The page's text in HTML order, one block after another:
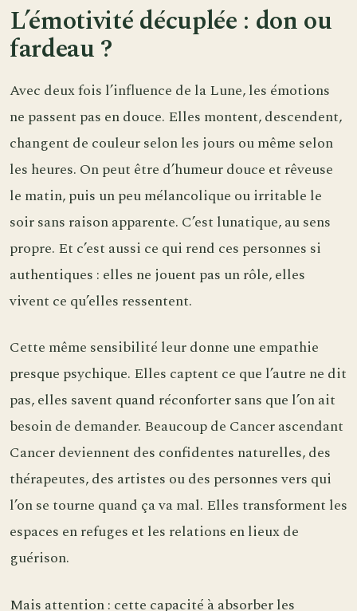
L’émotivité décuplée : don ou
fardeau ?
Avec deux fois l’influence de la Lune, les émotions
ne passent pas en douce. Elles montent, descendent,
changent de couleur selon les jours ou même selon
les heures. On peut être d’humeur douce et rêveuse
le matin, puis un peu mélancolique ou irritable le
soir sans raison apparente. C’est lunatique, au sens
propre. Et c’est aussi ce qui rend ces personnes si
authentiques : elles ne jouent pas un rôle, elles
vivent ce qu’elles ressentent.
Cette même sensibilité leur donne une empathie
presque psychique. Elles captent ce que l’autre ne dit
pas, elles savent quand réconforter sans que l’on ait
besoin de demander. Beaucoup de Cancer ascendant
Cancer deviennent des confidentes naturelles, des
thérapeutes, des artistes ou des personnes vers qui
l’on se tourne quand ça va mal. Elles transforment les
espaces en refuges et les relations en lieux de
guérison.
Mais attention : cette capacité à absorber les